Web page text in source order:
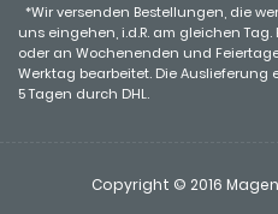
*Wir versenden Bestellungen, die
uns eingehen, i.d.R. am gleichen
oder an Wochenenden und
Werktag bearbeitet. Die
5 Tagen durch DHL.
Copyright © 2016